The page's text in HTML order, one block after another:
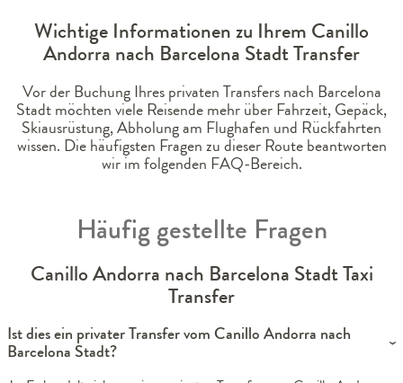
Wichtige Informationen zu Ihrem Canillo
Andorra nach Barcelona Stadt Transfer
Vor der Buchung Ihres privaten Transfers nach Barcelona
Stadt möchten viele Reisende mehr über Fahrzeit, Gepäck,
Skiausrüstung, Abholung am Flughafen und Rückfahrten
wissen. Die häufigsten Fragen zu dieser Route beantworten
wir im folgenden FAQ-Bereich.
Häufig gestellte Fragen
Canillo Andorra nach Barcelona Stadt Taxi
Transfer
Ist dies ein privater Transfer vom Canillo Andorra nach
Barcelona Stadt?